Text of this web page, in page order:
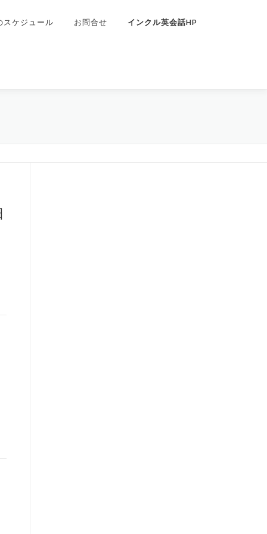
スケジュール お問合せ インクル英会話HP